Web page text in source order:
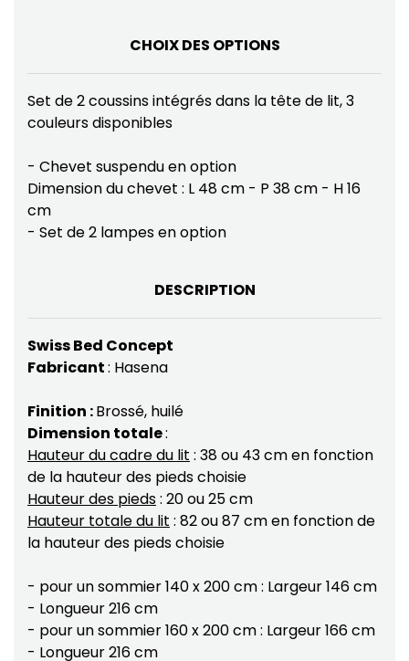
CHOIX DES OPTIONS
Set de 2 coussins intégrés dans la tête de lit, 3
couleurs disponibles
- Chevet suspendu en option
Dimension du chevet : L 48 cm - P 38 cm - H 16
cm
- Set de 2 lampes en option
DESCRIPTION
Swiss Bed Concept
Fabricant: Hasena
Finition :Brossé, huilé
Dimension totale:
Hauteur du cadre du lit : 38 ou 43 cm en fonction
de la hauteur des pieds choisie
Hauteur des pieds: 20 ou 25 cm
Hauteur totale du lit : 82 ou 87 cm en fonction de
la hauteur des pieds choisie
- pour un sommier 140 x 200 cm : Largeur 146 cm
- Longueur 216 cm
- pour un sommier 160 x 200 cm : Largeur 166 cm
- Longueur 216 cm